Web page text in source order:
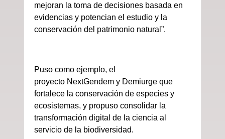
mejoran la toma de decisiones basada en
evidencias y potencian el estudio y la
conservación del patrimonio natural”.
Puso como ejemplo, el
proyecto NextGendem y Demiurge que
fortalece la conservación de especies y
ecosistemas, y propuso consolidar la
transformación digital de la ciencia al
servicio de la biodiversidad.